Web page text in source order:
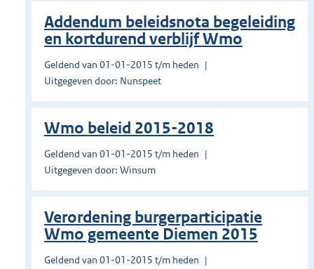
Addendum beleidsnota begeleiding
en kortdurend verblijf Wmo
Geldend van 01-01-2015 t/m heden
Uitgegeven door: Nunspeet
Wmo beleid 2015-2018
Geldend van 01-01-2015 t/m heden
Uitgegeven door: Winsum
Verordening burgerparticipatie
Wmo gemeente Diemen 2015
Geldend van 01-01-2015 t/m heden